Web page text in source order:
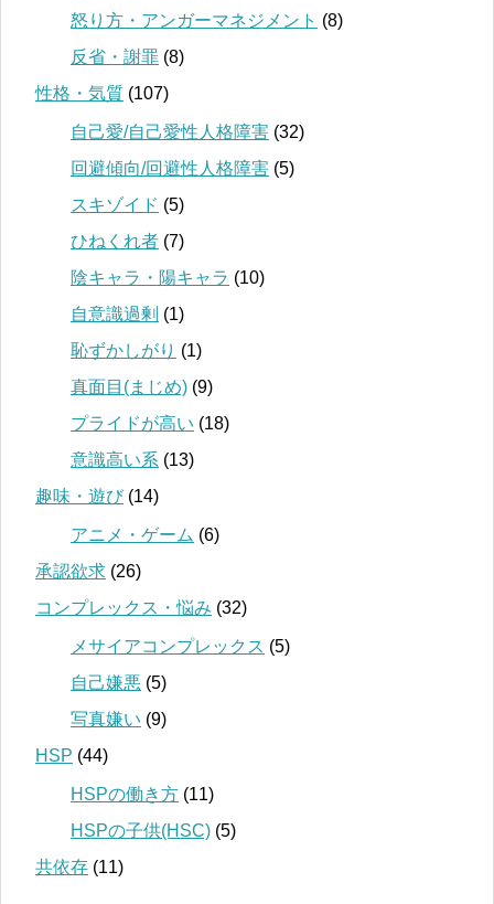
怒り方・アンガーマネジメント (8)
反省・謝罪 (8)
性格・気質 (107)
自己愛/自己愛性人格障害 (32)
回避傾向/回避性人格障害 (5)
スキゾイド (5)
ひねくれ者 (7)
陰キャラ・陽キャラ (10)
自意識過剰 (1)
恥ずかしがり (1)
真面目(まじめ) (9)
プライドが高い (18)
意識高い系 (13)
趣味・遊び(14)
アニメ・ゲーム (6)
承認欲求 (26)
コンプレックス・悩み (32)
メサイアコンプレックス (5)
自己嫌悪 (5)
写真嫌い (9)
HSP (44)
HSPの働き方 (11)
HSPの子供(HSC) (5)
共依存 (11)